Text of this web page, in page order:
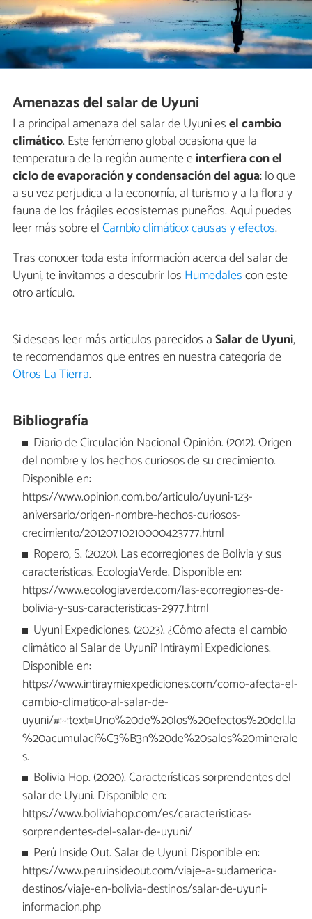
Amenazas del salar de Uyuni
La principal amenaza del salar de Uyuni esel cambio
climático. Este fenómeno global ocasiona que la
temperatura de la región aumente einterfiera con el
ciclo de evaporación y condensación del agua; lo que
a su vez perjudica a la economía, al turismo y a la flora y
fauna de los frágiles ecosistemas puneños. Aquí puedes
leer más sobre elCambio climático: causas y efectos.
Tras conocer toda esta información acerca del salar de
Uyuni, te invitamos a descubrir los Humedalescon este
otro artículo.
Si deseas leer más artículos parecidos aSalar de Uyuni,
te recomendamos que entres en nuestra categoría de
Otros La Tierra.
Bibliografía
Diario de Circulación Nacional Opinión. (2012). Origen
del nombre y los hechos curiosos de su crecimiento.
Disponible en:
https://www.opinion.com.bo/articulo/uyuni-123-
aniversario/origen-nombre-hechos-curiosos-
crecimiento/20120710210000423777.html
Ropero, S. (2020). Las ecorregiones de Bolivia y sus
características. EcologíaVerde. Disponible en:
https://www.ecologiaverde.com/las-ecorregiones-de-
bolivia-y-sus-caracteristicas-2977.html
Uyuni Expediciones. (2023). ¿Cómo afecta el cambio
climático al Salar de Uyuni? Intiraymi Expediciones.
Disponible en:
https://www.intiraymiexpediciones.com/como-afecta-el-
cambio-climatico-al-salar-de-
uyuni/#:~:text=Uno%20de%20los%20efectos%20del,la
%20acumulaci%C3%B3n%20de%20sales%20minerale
s.
Bolivia Hop. (2020). Características sorprendentes del
salar de Uyuni. Disponible en:
https://www.boliviahop.com/es/caracteristicas-
sorprendentes-del-salar-de-uyuni/
Perú Inside Out. Salar de Uyuni. Disponible en:
https://www.peruinsideout.com/viaje-a-sudamerica-
destinos/viaje-en-bolivia-destinos/salar-de-uyuni-
informacion.php